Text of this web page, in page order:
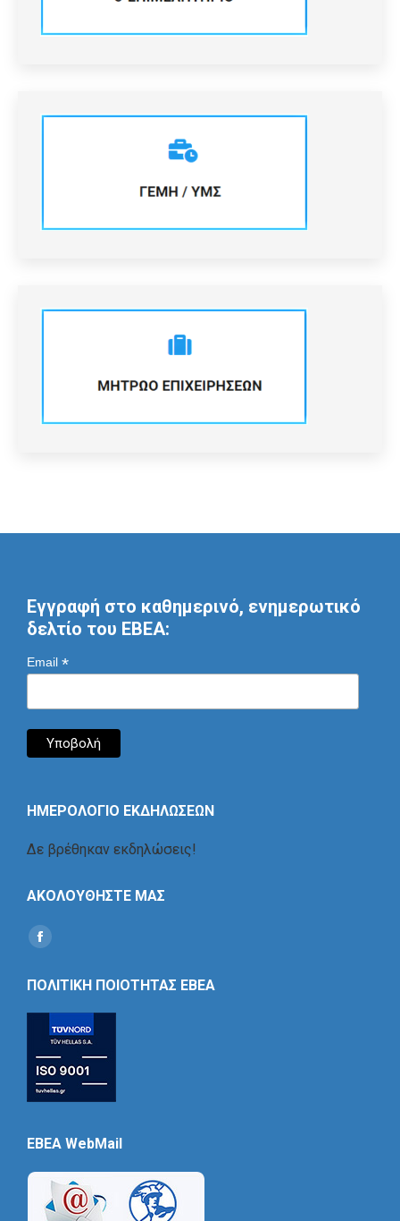
Εγγραφή στο καθημερινό, ενημερωτικό
δελτίο του ΕΒΕΑ:
Email *
ΗΜΕΡΟΛΟΓΙΟ ΕΚΔΗΛΩΣΕΩΝ
Δε βρέθηκαν εκδηλώσεις!
ΑΚΟΛΟΥΘΗΣΤΕ ΜΑΣ
Find us on:
Social
ΠΟΛΙΤΙΚΗ ΠΟΙΟΤΗΤΑΣ ΕΒΕΑ
EBEA WebMail